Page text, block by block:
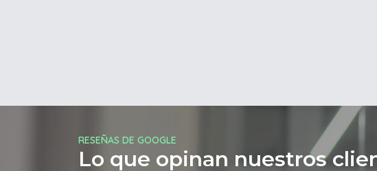
RESEÑAS DE GOOGLE
Lo que opinan nuestros